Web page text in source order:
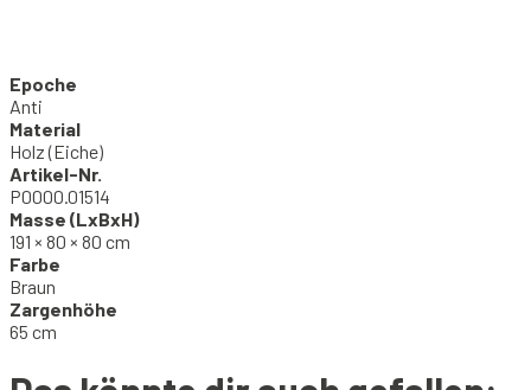
Epoche
Anti
Material
Holz (Eiche)
Artikel-Nr.
P0000.01514
Masse (LxBxH)
191 × 80 × 80 cm
Farbe
Braun
Zargenhöhe
65 cm